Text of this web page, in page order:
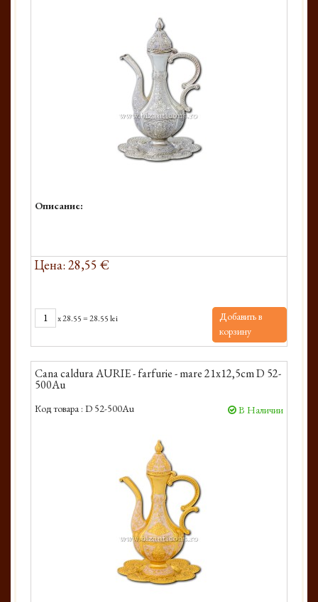
Описание:
Цена: 28,55 €
x28.55=28.55 lei
Добавить в
корзину
Cana caldura AURIE - farfurie - mare 21x12,5cm D 52-
500Au
Код товара : D 52-500Au В Наличии